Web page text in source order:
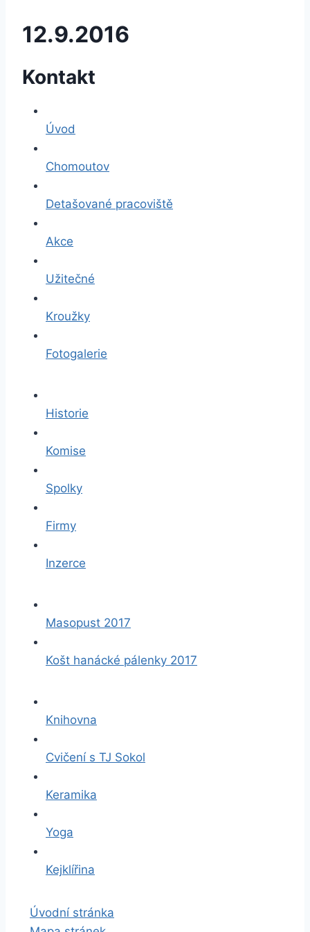
12.9.2016
Kontakt
Úvod
Chomoutov
Detašované pracoviště
Akce
Užitečné
Kroužky
Fotogalerie
Historie
Komise
Spolky
Firmy
Inzerce
Masopust 2017
Košt hanácké pálenky 2017
Knihovna
Cvičení s TJ Sokol
Keramika
Yoga
Kejklířina
Úvodní stránka